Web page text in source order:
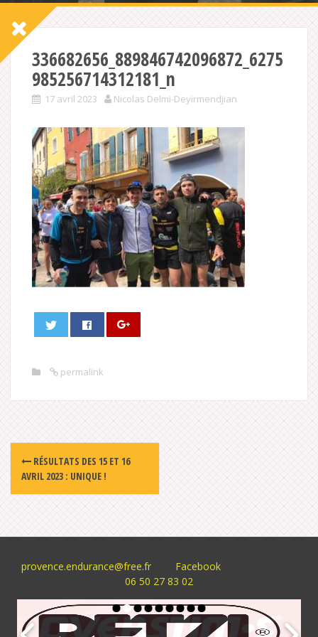
336682656_889846742096872_6275
985256714312181_n
17 avril 2023 Nicolas Delmi-Deyirmendjian
permalink
Post
navigation
RÉSULTATS DES 15 ET 16
AVRIL 2023 : UNIQUE !
provence.endurance@free.fr
Facebook
06 50 27 83 02